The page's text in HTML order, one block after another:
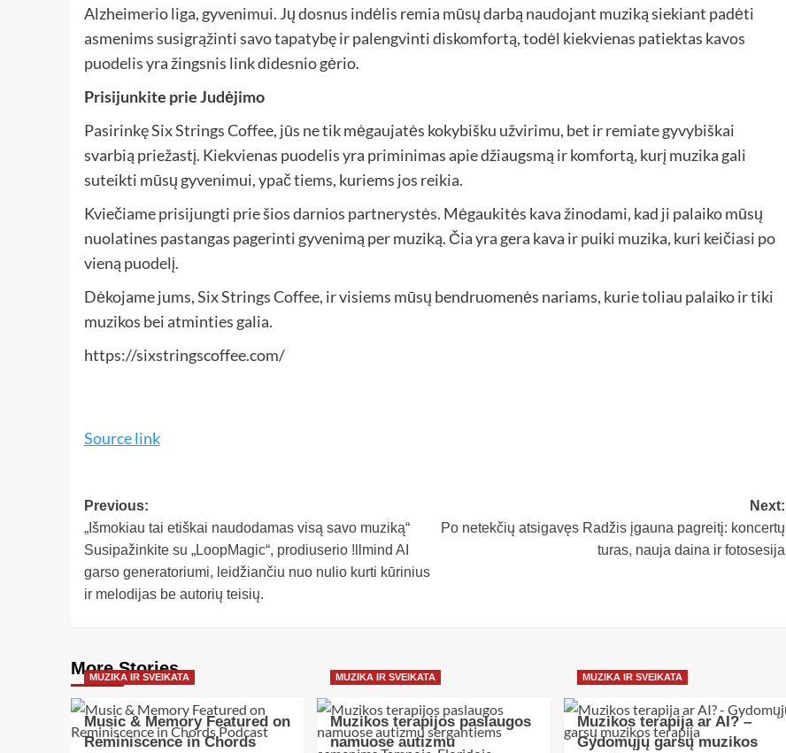
Alzheimerio liga, gyvenimui. Jų dosnus indėlis remia mūsų darbą naudojant muziką siekiant padėti
asmenims susigrąžinti savo tapatybę ir palengvinti diskomfortą, todėl kiekvienas patiektas kavos
puodelis yra žingsnis link didesnio gėrio.
Prisijunkite prie Judėjimo
Pasirinkę Six Strings Coffee, jūs ne tik mėgaujatės kokybišku užvirimu, bet ir remiate gyvybiškai
svarbią priežastį. Kiekvienas puodelis yra priminimas apie džiaugsmą ir komfortą, kurį muzika gali
suteikti mūsų gyvenimui, ypač tiems, kuriems jos reikia.
Kviečiame prisijungti prie šios darnios partnerystės. Mėgaukitės kava žinodami, kad ji palaiko mūsų
nuolatines pastangas pagerinti gyvenimą per muziką. Čia yra gera kava ir puiki muzika, kuri keičiasi po
vieną puodelį.
Dėkojame jums, Six Strings Coffee, ir visiems mūsų bendruomenės nariams, kurie toliau palaiko ir tiki
muzikos bei atminties galia.
https://sixstringscoffee.com/
Source link
Previous:
„Išmokiau tai etiškai naudodamas visą savo muziką“
Susipažinkite su „LoopMagic“, prodiuserio !llmind AI
garso generatoriumi, leidžiančiu nuo nulio kurti kūrinius
ir melodijas be autorių teisių.
Next:
Po netekčių atsigavęs Radžis įgauna pagreitį: koncertų
turas, nauja daina ir fotosesija
More Stories
MUZIKA IR SVEIKATA
Music & Memory Featured on
Reminiscence in Chords
MUZIKA IR SVEIKATA
Muzikos terapijos paslaugos
namuose autizmu
MUZIKA IR SVEIKATA
Muzikos terapija ar AI? –
Gydomųjų garsų muzikos